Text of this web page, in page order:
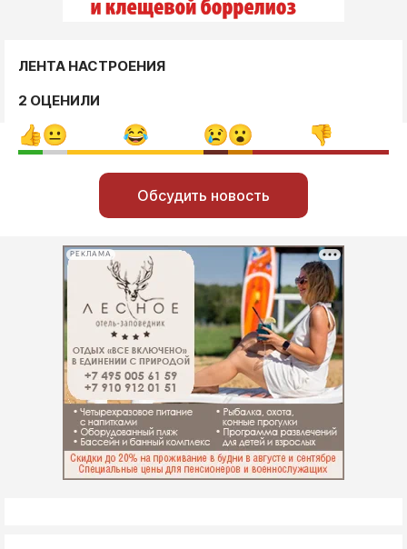
ЛЕНТА НАСТРОЕНИЯ
2 ОЦЕНИЛИ
Обсудить новость
РЕКЛАМА